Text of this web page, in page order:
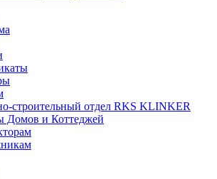
строительный отдел RKS KLINKER
Домов и Коттеджей